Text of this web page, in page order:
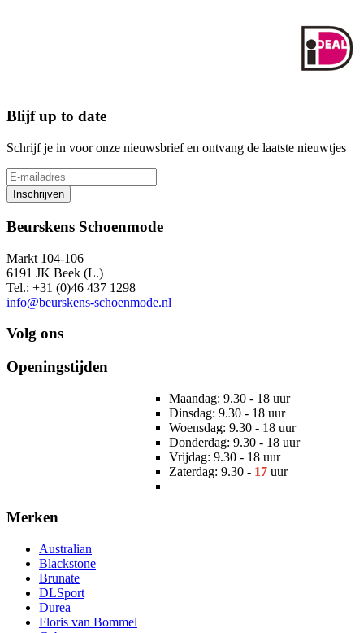
Blijf up to date
Schrijf je in voor onze nieuwsbrief en ontvang de laatste nieuwtjes
Inschrijven
Beurskens Schoenmode
Markt 104-106
6191 JK Beek (L.)
Tel.: +31 (0)46 437 1298
info@beurskens-schoenmode.nl
Volg ons
Openingstijden
Maandag: 9.30 - 18 uur
Dinsdag: 9.30 - 18 uur
Woensdag: 9.30 - 18 uur
Donderdag: 9.30 - 18 uur
Vrijdag: 9.30 - 18 uur
Zaterdag: 9.30 - 17 uur
Merken
Australian
Blackstone
Brunate
DLSport
Durea
Floris van Bommel